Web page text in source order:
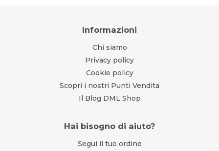
Informazioni
Chi siamo
Privacy policy
Cookie policy
Scopri i nostri Punti Vendita
Il Blog DML Shop
Hai bisogno di aiuto?
Segui il tuo ordine